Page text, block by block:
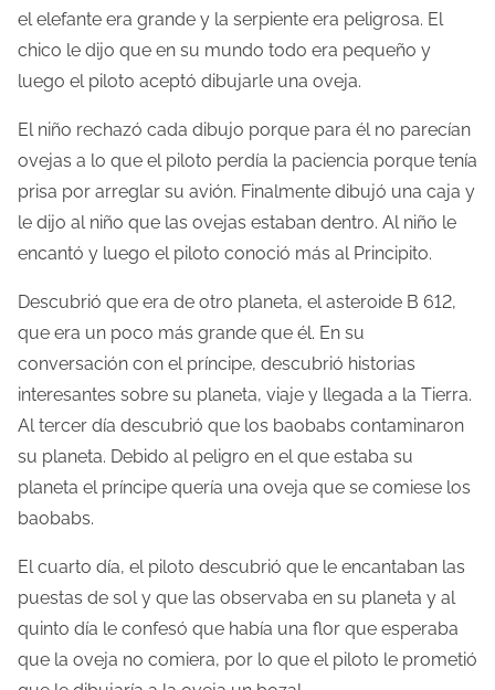
el elefante era grande y la serpiente era peligrosa. El
chico le dijo que en su mundo todo era pequeño y
luego el piloto aceptó dibujarle una oveja.
El niño rechazó cada dibujo porque para él no parecían
ovejas a lo que el piloto perdía la paciencia porque tenía
prisa por arreglar su avión. Finalmente dibujó una caja y
le dijo al niño que las ovejas estaban dentro. Al niño le
encantó y luego el piloto conoció más al Principito.
Descubrió que era de otro planeta, el asteroide B 612,
que era un poco más grande que él. En su
conversación con el príncipe, descubrió historias
interesantes sobre su planeta, viaje y llegada a la Tierra.
Al tercer día descubrió que los baobabs contaminaron
su planeta. Debido al peligro en el que estaba su
planeta el príncipe quería una oveja que se comiese los
baobabs.
El cuarto día, el piloto descubrió que le encantaban las
puestas de sol y que las observaba en su planeta y al
quinto día le confesó que había una flor que esperaba
que la oveja no comiera, por lo que el piloto le prometió